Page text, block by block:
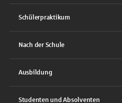
Schülerpraktikum
Nach der Schule
Ausbildung
Studenten und Absolventen